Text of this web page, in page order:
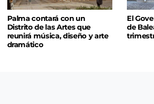
Palma contará con un
Distrito de las Artes que
reunirá música, diseño y arte
dramático
El
de